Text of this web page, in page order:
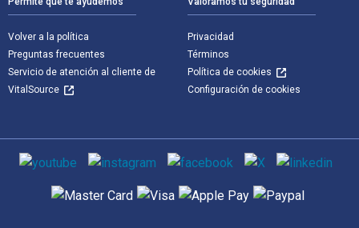
Volver a la política
Preguntas frecuentes
Servicio de atención al cliente de
VitalSource
Privacidad
Términos
Política de cookies
Configuración de cookies
Medios de comunicación social
Métodos de pago admitidos